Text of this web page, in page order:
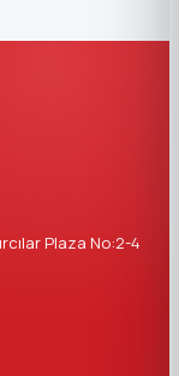
Plaza No:2-4